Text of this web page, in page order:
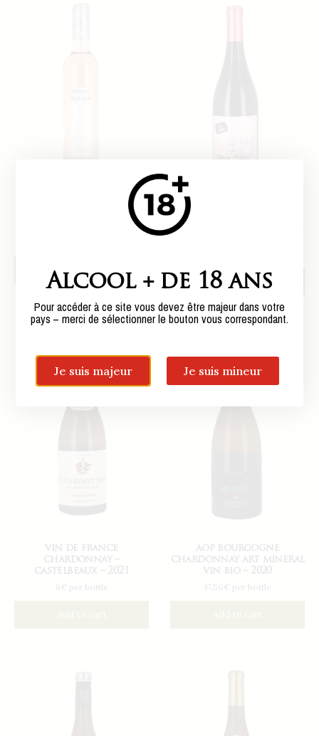
igp oc moment de plaisir
Add to cart
igp comte de tolosan –
copain comme cochon –
Add to cart
vin de france
chardonnay –
castelbeaux – 2021
8€ per bottle
aop bourgogne
chardonnay art mineral
vin bio – 2020
17,50€ per bottle
Alcool + de 18 ans
Pour accéder à ce site vous devez être majeur dans votre
pays – merci de sélectionner le bouton vous correspondant.
Je suis majeur Je suis mineur